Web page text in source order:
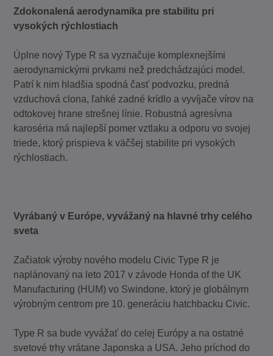
Zdokonalená aerodynamika pre stabilitu pri
vysokých rýchlostiach
Úplne nový Type R sa vyznačuje komplexnejšími
aerodynamickými prvkami než predchádzajúci model.
Patrí k nim hladšia spodná časť podvozku, predná
vzduchová clona, ľahké zadné krídlo a vyvíjače vírov na
odtokovej hrane strešnej línie. Robustná agresívna
karoséria má najlepší pomer vztlaku a odporu vo svojej
triede, ktorý prispieva k väčšej stabilite pri vysokých
rýchlostiach.
Vyrábaný v Európe, vyvážaný na hlavné trhy celého
sveta
Začiatok výroby nového modelu Civic Type R je
naplánovaný na leto 2017 v závode Honda of the UK
Manufacturing (HUM) vo Swindone, ktorý je globálnym
výrobným centrom pre 10. generáciu hatchbacku Civic.
Type R sa bude vyvážať do celej Európy a na ostatné
svetové trhy vrátane Japonska a USA. Jeho príchod do